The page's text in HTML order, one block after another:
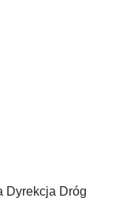
Dyrekcja Dróg